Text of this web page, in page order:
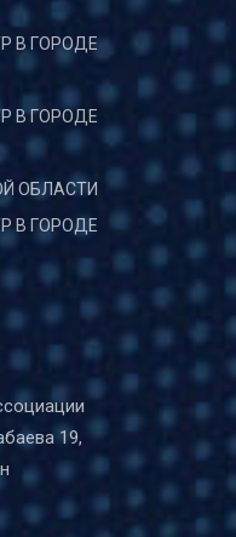
В ГОРОДЕ
В ГОРОДЕ
ОБЛАСТИ
В ГОРОДЕ
19,